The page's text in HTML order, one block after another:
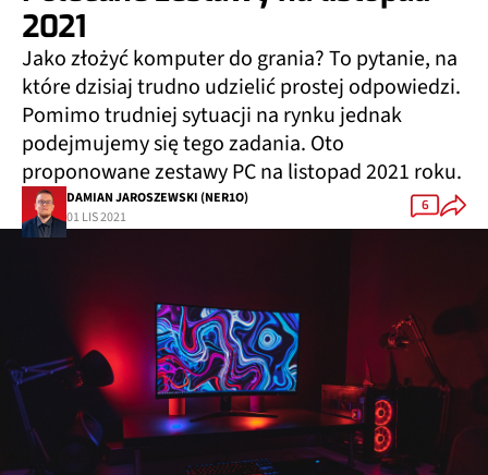
2021
Jako złożyć komputer do grania? To pytanie, na
które dzisiaj trudno udzielić prostej odpowiedzi.
Pomimo trudniej sytuacji na rynku jednak
podejmujemy się tego zadania. Oto
proponowane zestawy PC na listopad 2021 roku.
DAMIAN JAROSZEWSKI (NER1O)
01 LIS 2021
6